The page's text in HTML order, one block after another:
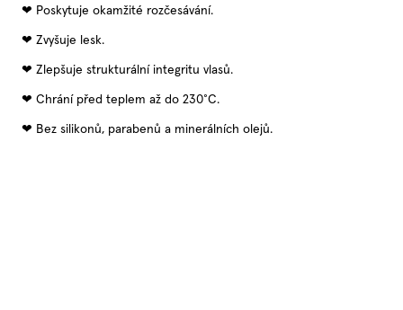
Poskytuje okamžité rozčesávání.
Zvyšuje lesk.
Zlepšuje strukturální integritu vlasů.
Chrání před teplem až do 230°C.
Bez silikonů, parabenů a minerálních olejů.